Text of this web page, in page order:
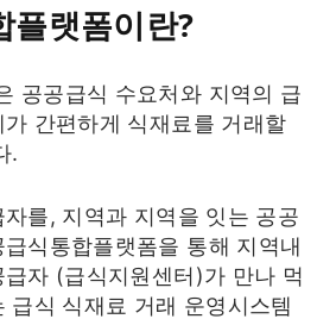
플랫폼이란?
공공급식 수요처와 지역의 급
간편하게 식재료를 거래할
.
를, 지역과 지역을 잇는 공공
식통합플랫폼을 통해 지역내
자 (급식지원센터)가 만나 먹
급식 식재료 거래 운영시스템